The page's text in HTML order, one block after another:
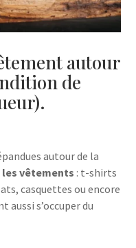
autour
de
autour de la
les vêtements : t-shirts
casquettes ou encore
aussi s’occuper du